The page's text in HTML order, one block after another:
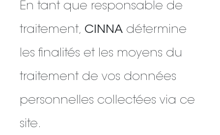
En tant que responsable de
traitement, CINNA détermine
les finalités et les moyens du
traitement de vos données
personnelles collectées via ce
site.